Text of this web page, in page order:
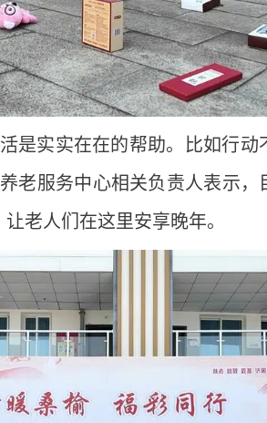
是实实在在的帮助。比如行
老服务中心相关负责人表示，
老人们在这里安享晚年。